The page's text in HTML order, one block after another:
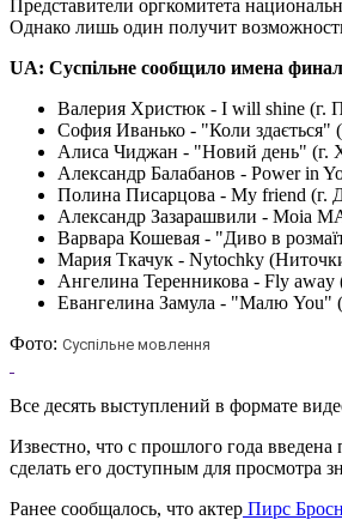
Представители оргкомитета
Однако лишь один получит
UA: Суспільне сообщило имена
Валерия Христюк - I will shine (г.
София Иванько - "Коли здається"
Алиса Чиджан - "Новий день" (г.
Александр Балабанов - Power in
Полина Писарцова - My friend (г.
Александр Зазарашвили - Moia
Варвара Кошевая - "Диво в
Мария Ткачук - Nytochky
Ангелина Теренникова - Fly
Евангелина Замула - "Малю You"
Фото: Суспільне мовлення
Все десять выступлений в формате
Известно, что с прошлого года
сделать его доступным для просмотра
Ранее сообщалось, что актер Пирс